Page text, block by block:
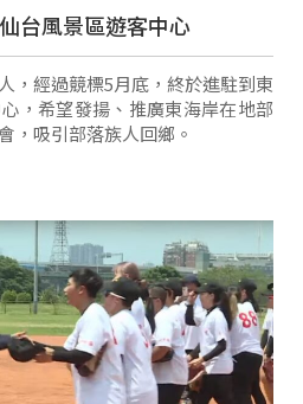
台風景區遊客中心
，經過競標5月底，終於進駐到東
，希望發揚、推廣東海岸在地部
，吸引部落族人回鄉。